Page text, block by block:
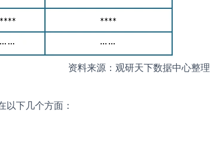
资料来源：观研天下数据中心整理
下几个方面：